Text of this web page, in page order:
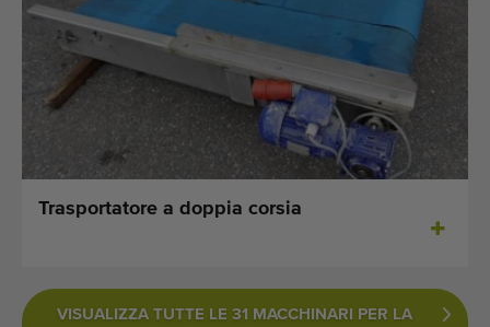
Vendi il tuo macchinario!
Cerca per tipo
Ultime macchine visualizzate
Importare una macchina
Trasportatore a doppia corsia
VISUALIZZA TUTTE LE 31 MACCHINARI PER LA